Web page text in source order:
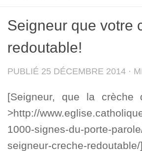
Seigneur que votre
redoutable!
PUBLIÉ 25 DÉCEMBRE 2014 ·
[Seigneur, que la crèche
>http://
1000-signes-du-porte-
seigneur-creche-